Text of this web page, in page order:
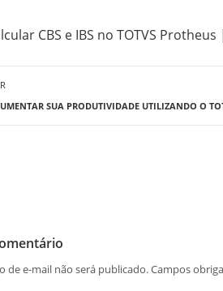
CBS e IBS no TOTVS
SUA PRODUTIVIDADE UTILIZANDO O
de e-mail não será publicado.Campos